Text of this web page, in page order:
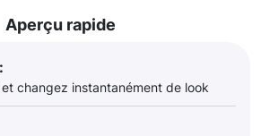
Aperçu rapide
changez instantanément de look